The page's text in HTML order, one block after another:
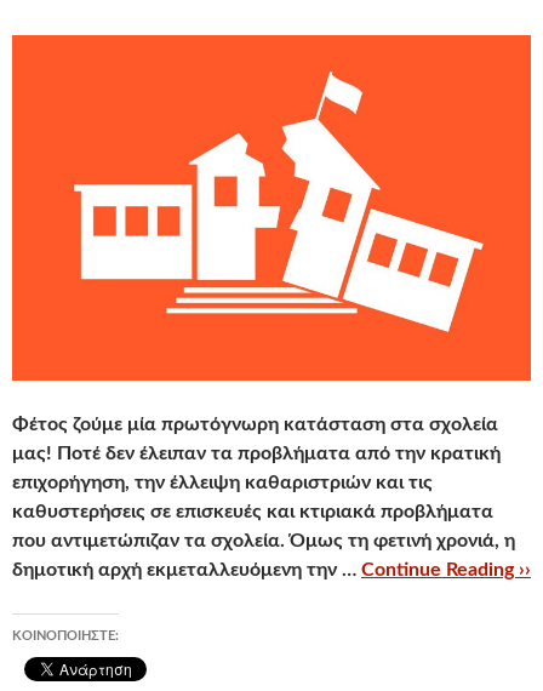
Φέτος ζούμε μία πρωτόγνωρη κατάσταση στα σχολεία
μας! Ποτέ δεν έλειπαν τα προβλήματα από την κρατική
επιχορήγηση, την έλλειψη καθαριστριών και τις
καθυστερήσεις σε επισκευές και κτιριακά προβλήματα
που αντιμετώπιζαν τα σχολεία. Όμως τη φετινή χρονιά, η
δημοτική αρχή εκμεταλλευόμενη την … Continue Reading ››
ΚΟΙΝΟΠΟΙΉΣΤΕ: